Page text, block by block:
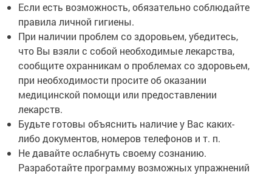
Если есть возможность, обязательно соблюдайте
правила личной гигиены.
При наличии проблем со здоровьем, убедитесь,
что Вы взяли с собой необходимые лекарства,
сообщите охранникам о проблемах со здоровьем,
при необходимости просите об оказании
медицинской помощи или предоставлении
лекарств.
Будьте готовы объяснить наличие у Вас каких-
либо документов, номеров телефонов и т. п.
Не давайте ослабнуть своему сознанию.
Разработайте программу возможных упражнений